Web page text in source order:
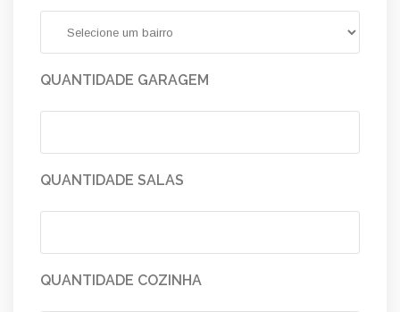
QUANTIDADE GARAGEM
QUANTIDADE SALAS
QUANTIDADE COZINHA